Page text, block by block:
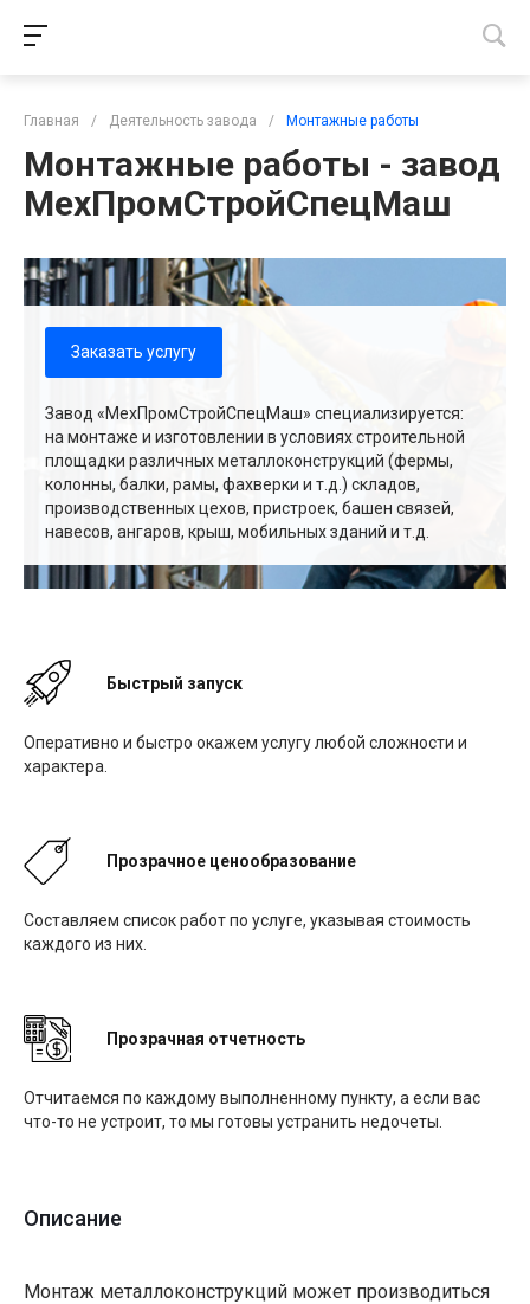
Главная / Деятельность завода / Монтажные работы
Монтажные работы - завод
МехПромСтройСпецМаш
Заказать услугу
Завод «МехПромСтройСпецМаш» специализируется:
на монтаже и изготовлении в условиях строительной
площадки различных металлоконструкций (фермы,
колонны, балки, рамы, фахверки и т.д.) складов,
производственных цехов, пристроек, башен связей,
навесов, ангаров, крыш, мобильных зданий и т.д.
Быстрый запуск
Оперативно и быстро окажем услугу любой сложности и
характера.
Прозрачное ценообразование
Составляем список работ по услуге, указывая стоимость
каждого из них.
Прозрачная отчетность
Отчитаемся по каждому выполненному пункту, а если вас
что-то не устроит, то мы готовы устранить недочеты.
Описание
Монтаж металлоконструкций может производиться